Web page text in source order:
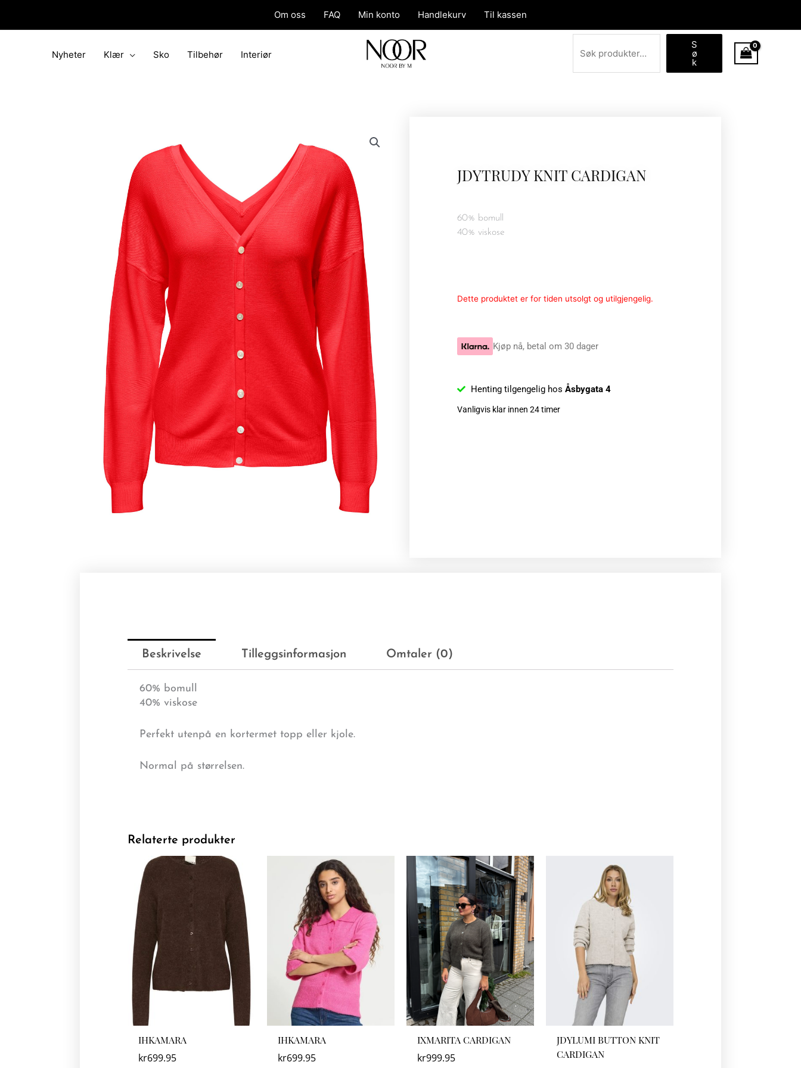
Om oss FAQ Min konto Handlekurv Til kassen
Nyheter Klær Sko Tilbehør Interiør
Søk
S
ø
k
JDYTRUDY KNIT CARDIGAN
60% bomull
40% viskose
Dette produktet er for tiden utsolgt og utilgjengelig.
Kjøp nå, betal om 30 dager
Henting tilgengelig hos Åsbygata 4
Vanligvis klar innen 24 timer
Beskrivelse Tilleggsinformasjon Omtaler (0)
60% bomull
40% viskose
Perfekt utenpå en kortermet topp eller kjole.
Normal på størrelsen.
Relaterte produkter
IHKAMARA
kr699.95
IHKAMARA
kr699.95
IXMARITA CARDIGAN
kr999.95
JDYLUMI BUTTON KNIT
CARDIGAN